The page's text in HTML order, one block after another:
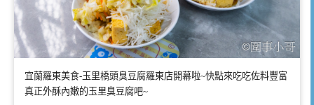
宜蘭羅東美食-玉里橋頭臭豆腐羅東店開幕啦~快點來吃吃佐料豐富
真正外酥內嫩的玉里臭豆腐吧~